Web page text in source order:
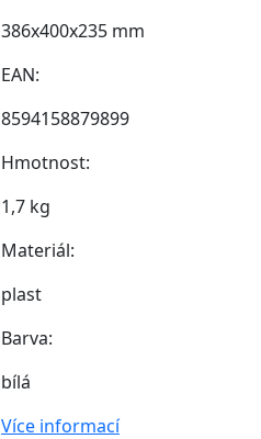
386x400x235 mm
EAN:
8594158879899
Hmotnost:
1,7 kg
Materiál:
plast
Barva:
bílá
Více informací